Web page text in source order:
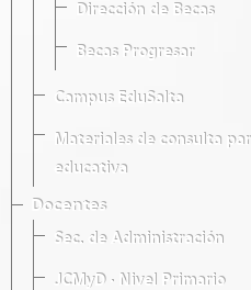
Dirección de Becas
Becas Progresar
Campus EduSalta
Materiales de consulta
educativa
Docentes
Sec. de Administración
JCMyD · Nivel Primario